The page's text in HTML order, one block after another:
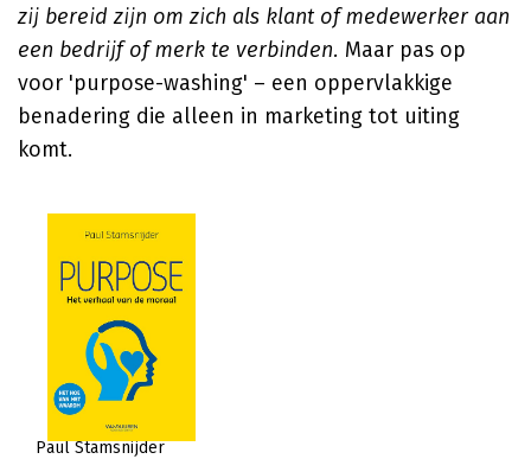
zij bereid zijn om zich als klant of medewerker aan
een bedrijf of merk te verbinden. Maar pas op
voor 'purpose-washing' – een oppervlakkige
benadering die alleen in marketing tot uiting
komt.
Paul Stamsnijder